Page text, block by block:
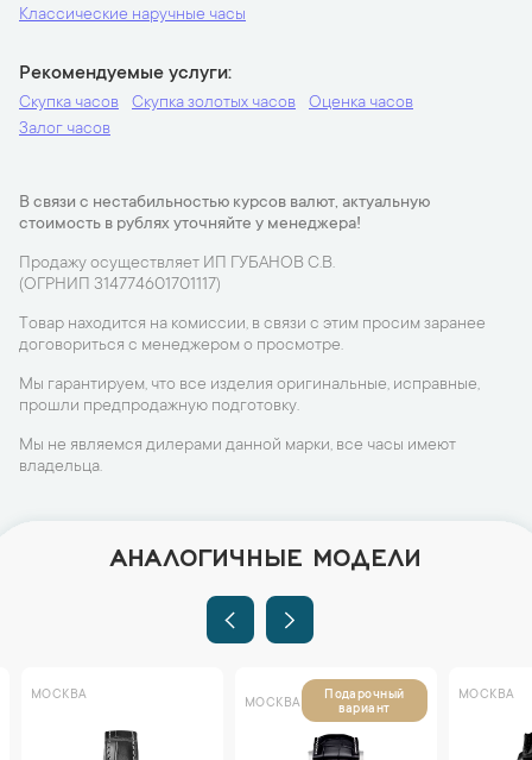
Классические наручные часы
Рекомендуемые услуги
Скупка часов Скупка золотых часов
Оценка часов
Залог часов
В связи с нестабильностью курсов валют, актуальную
стоимость в рублях уточняйте у менеджера!
Продажу осуществляет ИП ГУБАНОВ С.В.
(ОГРНИП 314774601701117)
Товар находится на комиссии, в связи с этим просим заранее
договориться с менеджером о просмотре.
Мы гарантируем, что все изделия оригинальные, исправные,
прошли предпродажную подготовку.
Мы не являемся дилерами данной марки, все часы имеют
владельца.
АНАЛОГИЧНЫЕ МОДЕЛИ
МОСКВА
МОСКВА
Подарочный
вариант
МОСКВА